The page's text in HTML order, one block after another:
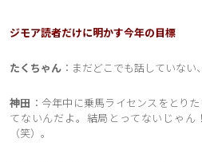
ジモア読者だけに明かす今年の目標
たくちゃん ：まだどこでも話していな
神田 ：今年中に乗馬ライセンスをとり
てないんだよ。結局とってないじゃん
（笑）。